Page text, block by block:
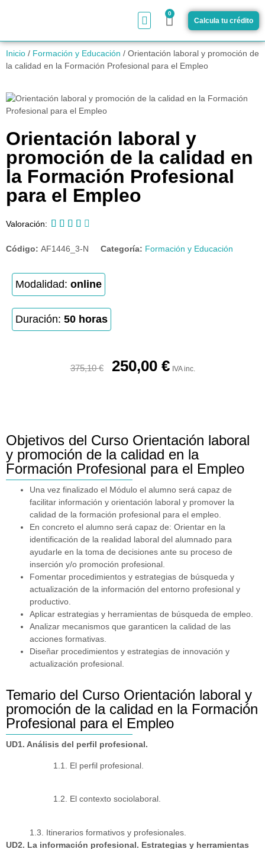
0
Calcula tu crédito
Inicio / Formación y Educación / Orientación laboral y promoción de
la calidad en la Formación Profesional para el Empleo
Orientación laboral y
promoción de la calidad en
la Formación Profesional
para el Empleo
Valoración:     
Código: AF1446_3-N Categoría: Formación y Educación
Modalidad: online
Duración: 50 horas
375,10€ 250,00 € IVA inc.
Objetivos del Curso Orientación laboral
y promoción de la calidad en la
Formación Profesional para el Empleo
Una vez finalizado el Módulo el alumno será capaz de
facilitar información y orientación laboral y promover la
calidad de la formación profesional para el empleo.
En concreto el alumno será capaz de: Orientar en la
identificación de la realidad laboral del alumnado para
ayudarle en la toma de decisiones ante su proceso de
inserción y/o promoción profesional.
Fomentar procedimientos y estrategias de búsqueda y
actualización de la información del entorno profesional y
productivo.
Aplicar estrategias y herramientas de búsqueda de empleo.
Analizar mecanismos que garanticen la calidad de las
acciones formativas.
Diseñar procedimientos y estrategias de innovación y
actualización profesional.
Temario del Curso Orientación laboral y
promoción de la calidad en la Formación
Profesional para el Empleo
UD1. Análisis del perfil profesional.
1.1. El perfil profesional.
1.2. El contexto sociolaboral.
1.3. Itinerarios formativos y profesionales.
UD2. La información profesional. Estrategias y herramientas